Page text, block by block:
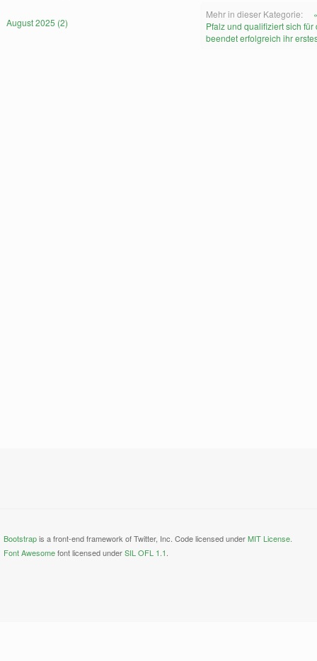
Mehr in dieser Kategorie:
Pfalz und qualifiziert sich
beendet erfolgreich ihr
August 2025 (2)
Bootstrapis a front-end framework of Twitter, Inc. Code licensed underMIT License.
Font Awesomefont licensed underSIL OFL 1.1